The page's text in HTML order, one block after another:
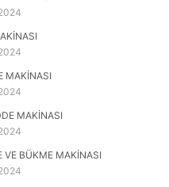
MAKİNASI
MAKİNASI
VE BÜKME MAKİNASI